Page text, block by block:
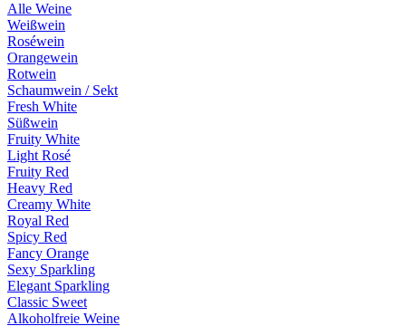
Alle Weine
Weißwein
Roséwein
Orangewein
Rotwein
Schaumwein / Sekt
Fresh White
Süßwein
Fruity White
Light Rosé
Fruity Red
Heavy Red
Creamy White
Royal Red
Spicy Red
Fancy Orange
Sexy Sparkling
Elegant Sparkling
Classic Sweet
Alkoholfreie Weine